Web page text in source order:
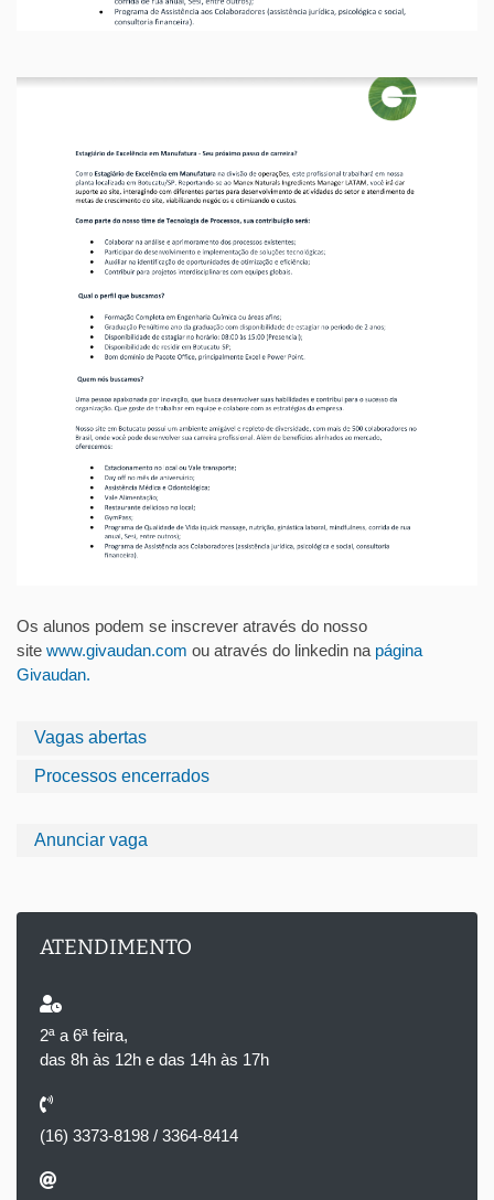
Vagas abertas
Processos encerrados
Anunciar vaga
ATENDIMENTO
2ª a 6ª feira,
das 8h às 12h e das 14h às 17h
(16) 3373-8198 / 3364-8414
Os alunos podem se inscrever através do nosso
site www.givaudan.com ou através do linkedin na página
Givaudan.